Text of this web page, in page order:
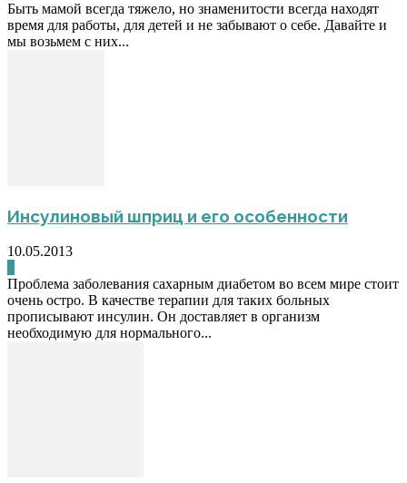
Быть мамой всегда тяжело, но знаменитости всегда находят
время для работы, для детей и не забывают о себе. Давайте и
мы возьмем с них...
Инсулиновый шприц и его особенности
10.05.2013
Проблема заболевания сахарным диабетом во всем мире стоит
очень остро. В качестве терапии для таких больных
прописывают инсулин. Он доставляет в организм
необходимую для нормального...